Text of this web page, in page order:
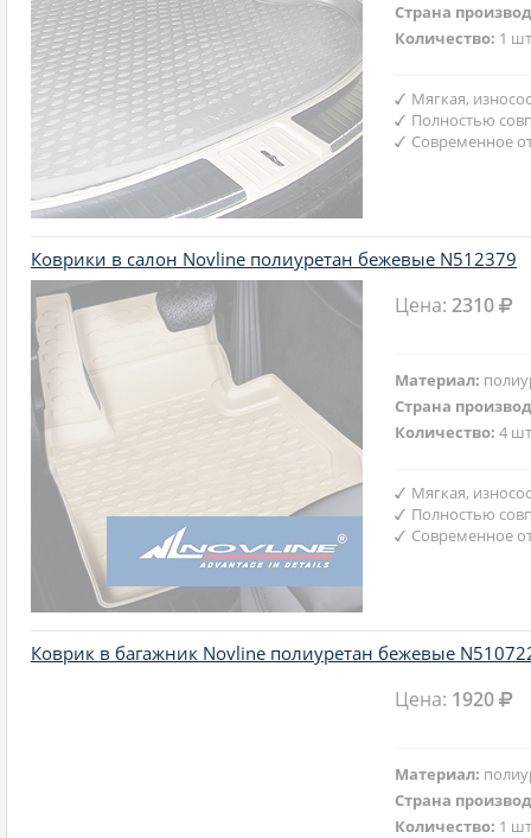
Страна
Количество: 1
Мягкая,
Полностью
Современное
Коврики в салон Novline полиуретан бежевые N512379
Цена:2310
Материал:
Страна
Количество:4
Мягкая,
Полностью
Современное
Коврик в багажник Novline полиуретан бежевые
Цена: 1920
Материал:
Страна
Количество: 1